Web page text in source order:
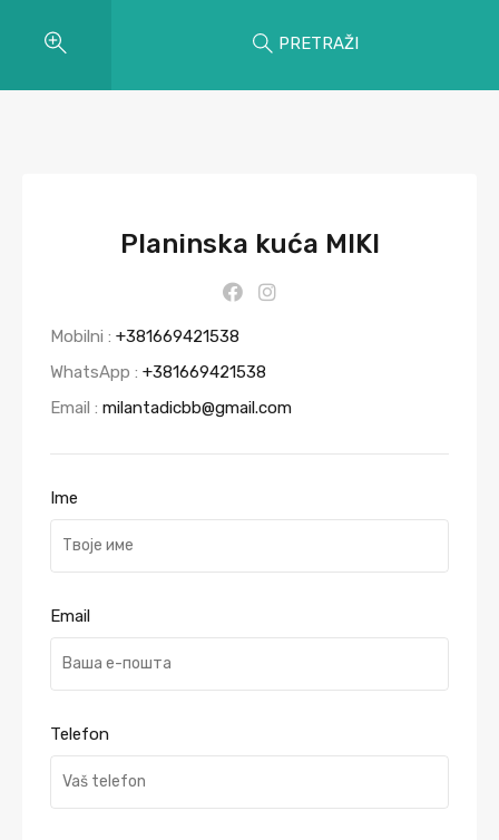
PRETRAŽI
Planinska kuća MIKI
Mobilni : +381669421538
WhatsApp : +381669421538
Email : milantadicbb@gmail.com
Ime
Email
Telefon